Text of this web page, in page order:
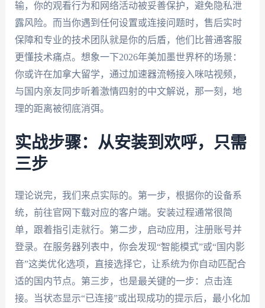
输，你的观看行为和网络活动被妥善保护，避免隐私泄
露风险。而当你遇到任何设置或连接问题时，售后实时
保障和专业的技术团队就是你的后盾，他们比普通客服
更懂技术痛点。想象一下2026年美加墨世界杯的场景：
你或许在加拿大留学，通过加速器流畅接入咪咕视频，
与国内亲友同步听着激情四射的中文解说，那一刻，地
理的距离被彻底消弭。
实战步骤：从安装到欢呼，只需
三步
理论说完，我们来点实际的。第一步，根据你的设备系
统，前往官网下载对应的客户端。安装过程通常很简
单，跟着指引走就行。第二步，启动应用，注册账号并
登录。在服务器列表中，你会发现“智能模式”或“国内影
音”这类优化选项，直接选择它，让系统为你自动匹配合
适的国内节点。第三步，也是最关键的一步：点击连
接。当状态显示“已连接”或出现成功的提示后，最小化加